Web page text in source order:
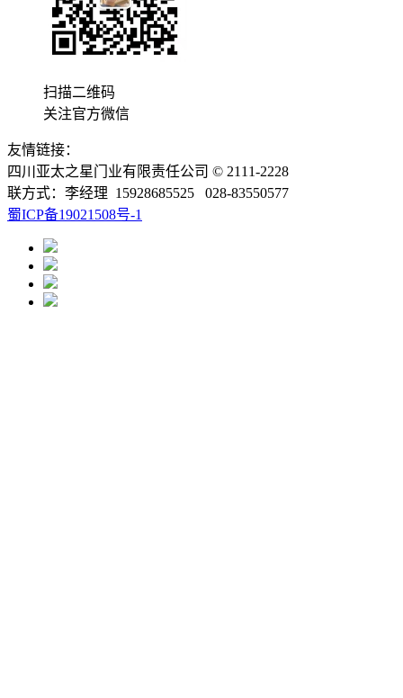
扫描二维码
关注官方微信
友情链接：
四川亚太之星门业有限责任公司 © 2111-2228
联方式：李经理 15928685525 028-83550577
蜀ICP备19021508号-1